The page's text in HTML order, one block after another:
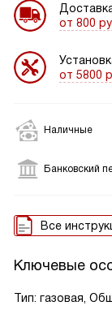
от 800
от 5800
Наличные
Банковский
Все
Ключевые
Тип: газовая,